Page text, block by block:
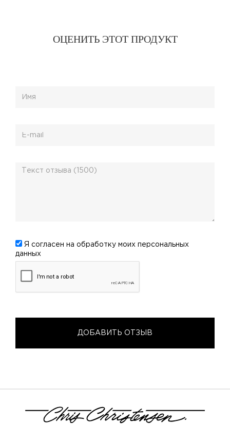
ОЦЕНИТЬ ЭТОТ ПРОДУКТ
Я согласен на обработку моих персональных
данных